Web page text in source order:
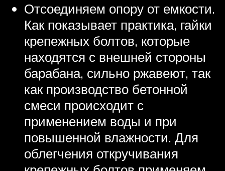
Отсоединяем опору от емкости.
Как показывает практика, гайки
крепежных болтов, которые
находятся с внешней стороны
барабана, сильно ржавеют, так
как производство бетонной
смеси происходит с
применением воды и при
повышенной влажности. Для
облегчения откручивания